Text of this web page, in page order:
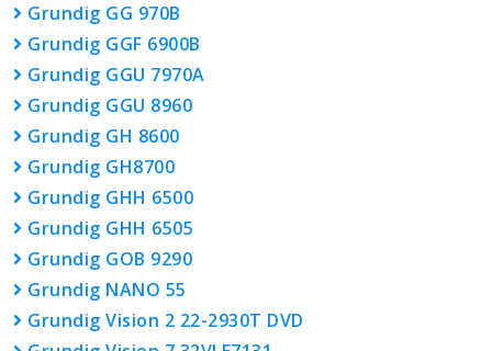
Grundig GG 970B
Grundig GGF 6900B
Grundig GGU 7970A
Grundig GGU 8960
Grundig GH 8600
Grundig GH8700
Grundig GHH 6500
Grundig GHH 6505
Grundig GOB 9290
Grundig NANO 55
Grundig Vision 2 22-2930T DVD